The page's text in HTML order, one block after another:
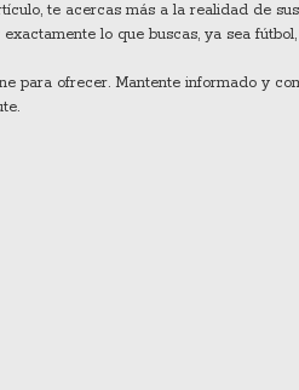
te acercas más a la realidad de sus
lo que buscas, ya sea
para ofrecer. Mantente informado y